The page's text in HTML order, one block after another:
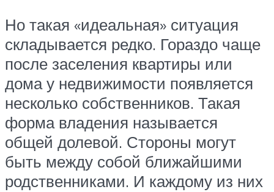
Но такая «идеальная» ситуация
складывается редко. Гораздо чаще
после заселения квартиры или
дома у недвижимости появляется
несколько собственников. Такая
форма владения называется
общей долевой. Стороны могут
быть между собой ближайшими
родственниками. И каждому из них